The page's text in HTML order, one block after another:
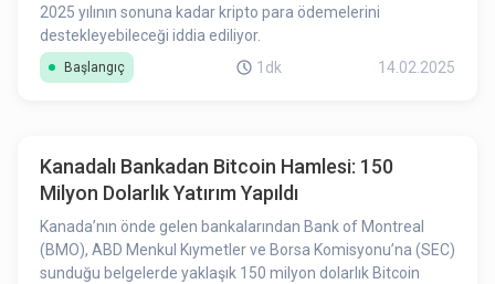
2025 yılının sonuna kadar kripto para ödemelerini
destekleyebileceği iddia ediliyor.
Başlangıç 1dk 14.02.2025
Kanadalı Bankadan Bitcoin Hamlesi: 150
Milyon Dolarlık Yatırım Yapıldı
Kanada’nın önde gelen bankalarından Bank of Montreal
(BMO), ABD Menkul Kıymetler ve Borsa Komisyonu’na (SEC)
sunduğu belgelerde yaklaşık 150 milyon dolarlık Bitcoin